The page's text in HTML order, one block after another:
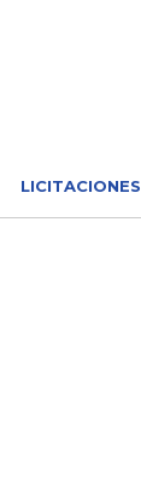
LICITACIONES